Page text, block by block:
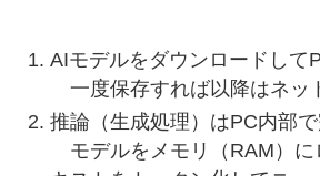
AIモデルをダウンロードして
一度保存すれば以降はネッ
推論（生成処理）はPC内部
モデルをメモリ（RAM）に